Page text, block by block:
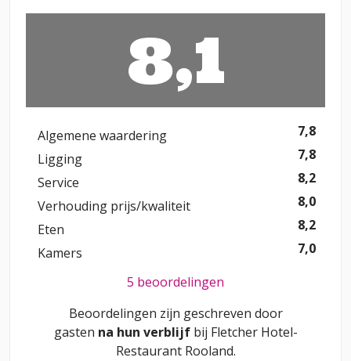
8,1
Algemene waardering
7,8
Ligging
7,8
Service
8,2
Verhouding prijs/kwaliteit
8,0
Eten
8,2
Kamers
7,0
5 beoordelingen
Beoordelingen zijn geschreven door
gasten na hun verblijf bij Fletcher Hotel-
Restaurant Rooland.